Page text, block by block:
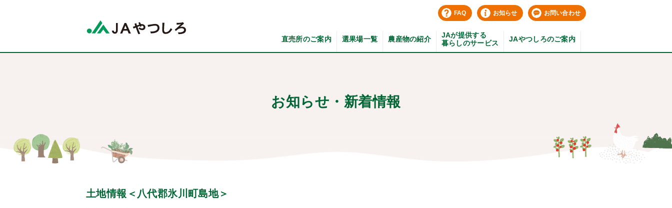
FAQ お知らせ お問い合わせ
直売所のご案内 選果場一覧 農産物の紹介
JAが提供する
暮らしのサービス
JAやつしろのご案内
お知らせ・新着情報
土地情報＜八代郡氷川町島地＞